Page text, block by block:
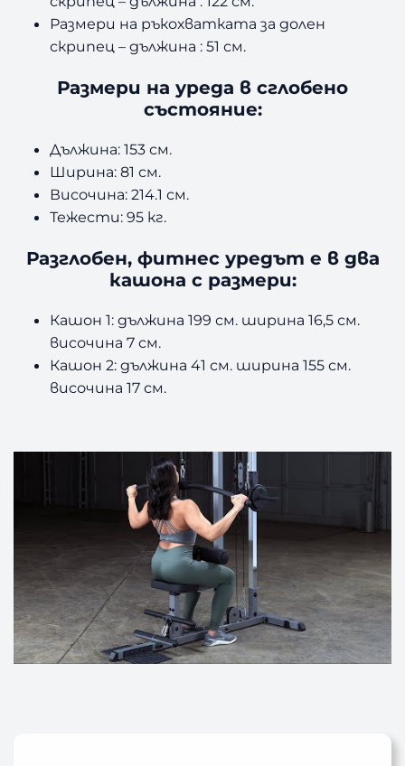
Размери на ръкохватката за долен
скрипец – дължина : 51 см.
Размери на уреда в сглобено
състояние:
Дължина: 153 см.
Ширина: 81 см.
Височина: 214.1 см.
Тежести: 95 кг.
Разглобен, фитнес уредът е в два
кашона с размери:
Кашон 1: дължина 199 см. ширина 16,5 см.
височина 7 см.
Кашон 2: дължина 41 см. ширина 155 см.
височина 17 см.